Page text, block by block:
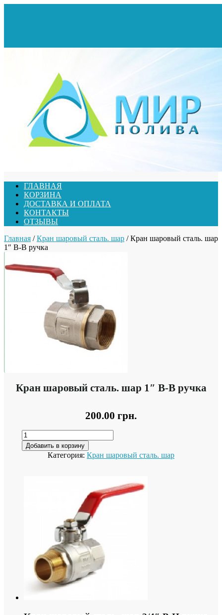
ГЛАВНАЯ
КОРЗИНА
ДОСТАВКА И ОПЛАТА
КОНТАКТЫ
ОТЗЫВЫ
Главная /Кран шаровый сталь. шар / Кран шаровый сталь. шар
1″ В-В ручка
Кран шаровый сталь. шар 1″ В-В ручка
200.00 грн.
Добавить в корзину
Категория: Кран шаровый сталь. шар